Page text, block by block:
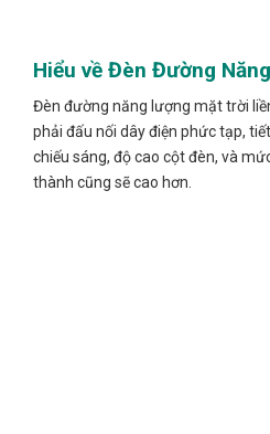
Hiểu về Đèn Đường
Đèn đường năng lượng mặt trời
phải đấu nối dây điện phức tạp,
chiếu sáng, độ cao cột đèn, và
thành cũng sẽ cao hơn.